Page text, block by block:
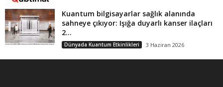
Kuantum bilgisayarlar sağlık alanında
sahneye çıkıyor: Işığa duyarlı kanser ilaçları
2...
Dünyada Kuantum Etkinlikleri 3 Haziran 2026